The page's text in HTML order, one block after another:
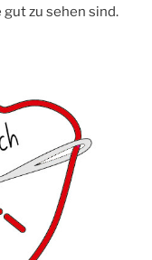
zu sehen sind.